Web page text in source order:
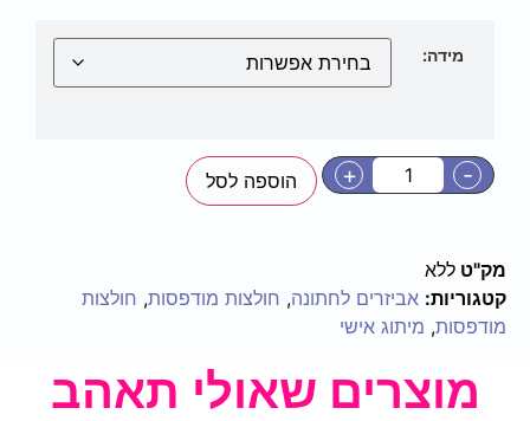
מידה:
-
+ הוספה לסל
מק"ט ללא
קטגוריות: אביזרים לחתונה, חולצות מודפסות, חולצות
מודפסות, מיתוג אישי
מוצרים שאולי תאהב